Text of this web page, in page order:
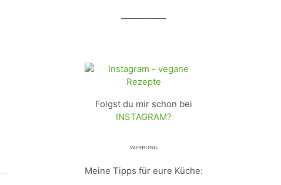
Folgst du mir schon bei
INSTAGRAM?
ᵂᴱᴿᴮᵁᴺᴳ
Meine Tipps für eure Küche: